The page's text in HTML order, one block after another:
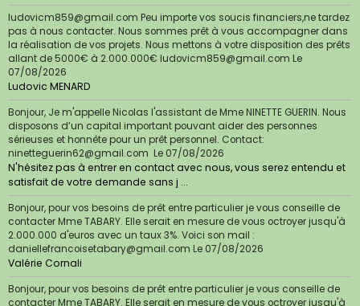
ludovicm859@gmail.com Peu importe vos soucis financiers,ne tardez
pas à nous contacter. Nous sommes prêt à vous accompagner dans
la réalisation de vos projets. Nous mettons à votre disposition des prêts
allant de 5000€ à 2.000.000€ ludovicm859@gmail.com Le
07/08/2026
Ludovic MENARD
Bonjour, Je m'appelle Nicolas l'assistant de Mme NINETTE GUERIN. Nous
disposons d’un capital important pouvant aider des personnes
sérieuses et honnête pour un prêt personnel. Contact:
ninetteguerin62@gmail.com Le 07/08/2026
N'hésitez pas à entrer en contact avec nous, vous serez entendu et
satisfait de votre demande sans j ...
Bonjour, pour vos besoins de prêt entre particulier je vous conseille de
contacter Mme TABARY. Elle serait en mesure de vous octroyer jusqu'à
2.000.000 d'euros avec un taux 3%. Voici son mail :
daniellefrancoisetabary@gmail.com Le 07/08/2026
Valérie Cornali
Bonjour, pour vos besoins de prêt entre particulier je vous conseille de
contacter Mme TABARY. Elle serait en mesure de vous octroyer jusqu'à